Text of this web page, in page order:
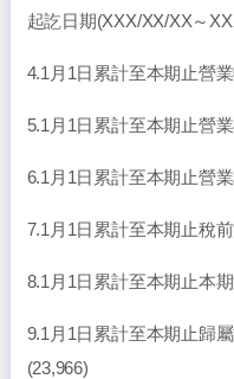
起訖日期(XXX/XX/XX～
4.1月1日累計至本期止營
5.1月1日累計至本期止營
6.1月1日累計至本期止營
7.1月1日累計至本期止稅
8.1月1日累計至本期止本
9.1月1日累計至本期止歸
(23,966)